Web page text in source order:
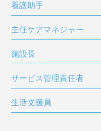
看護助手
主任ケアマネジャー
施設長
サービス管理責任者
生活支援員